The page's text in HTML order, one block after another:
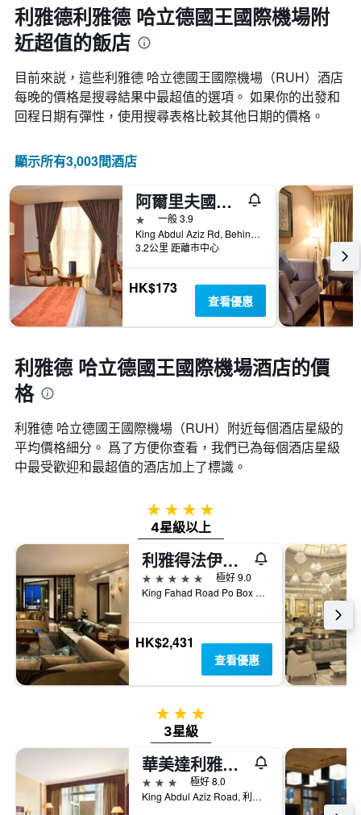
期
的
天
數
此
圖
表
具
軸，
示
房
間
平
均
價
格
利雅德利雅德 哈立德國王國際機場附
近超值的飯店
目前來説，這些利雅德 哈立德國王國際機場​（RUH​​）酒店
每晚的價格是搜尋結果中最超值的選項。 如果你的出發和
回程日期有彈性，使用搜尋表格比較其他日期的價格。
顯示所有3,003間酒店
阿爾里夫國際酒店 - 利雅德
1星級一般 3.9
King Abdul Aziz Rd, Behind Samba Bank Head Office PO Box 5417, 利雅德, 沙烏地阿拉伯
3.2公里 距離市中心
HK$173
查看優惠
利雅德 哈立德國王國際機場酒店的價
格
利雅德 哈立德國王國際機場​（RUH​）附近每個酒店星級的
平均價格細分。 爲了方便你查看，我們已為每個酒店星級
中最受歡迎和最超值的酒店加上了標識。
4星級
4星級以上
利雅得法伊薩利亞飯店
5星級
極好 9.0
King Fahad Road Po Box 4148, 利雅德, 沙烏地阿拉伯
HK$2,431
查看優惠
3星級
3星級
華美達利雅德酒店 - 利雅德
3星級
極好 8.0
King Abdul Aziz Road, 利雅德, 沙烏地阿拉伯